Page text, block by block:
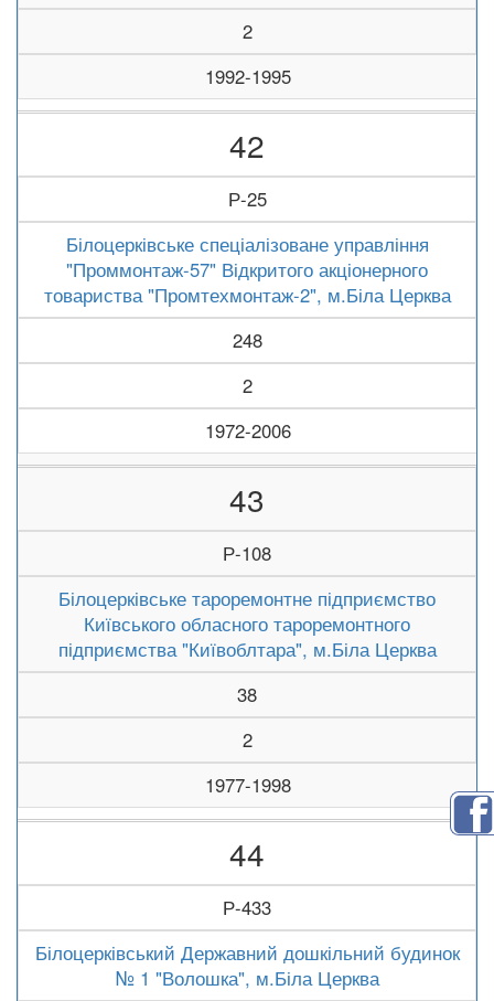
2
1992-1995
42
Р-25
Білоцерківське спеціалізоване управління
"Проммонтаж-57" Відкритого акціонерного
товариства "Промтехмонтаж-2", м.Біла Церква
248
2
1972-2006
43
Р-108
Білоцерківське тароремонтне підприємство
Київського обласного тароремонтного
підприємства "Київоблтара", м.Біла Церква
38
2
1977-1998
44
Р-433
Білоцерківський Державний дошкільний будинок
№ 1 "Волошка", м.Біла Церква